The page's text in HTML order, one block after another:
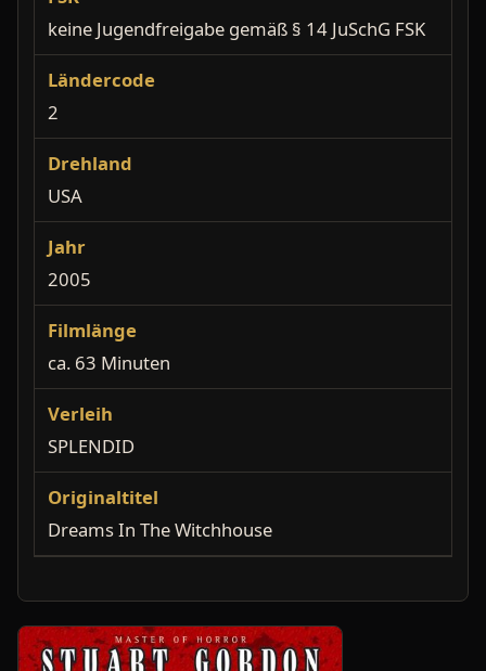
keine Jugendfreigabe gemäß § 14 JuSchG FSK
Ländercode
2
Drehland
USA
Jahr
2005
Filmlänge
ca. 63 Minuten
Verleih
SPLENDID
Originaltitel
Dreams In The Witchhouse